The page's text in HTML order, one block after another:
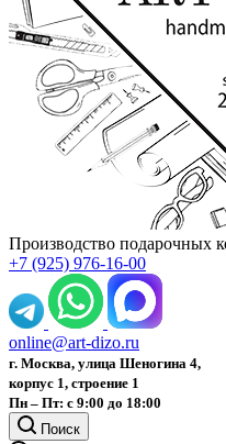
Производство подарочных
+7 (925) 976-16-00
online@art-dizo.ru
г. Москва, улица Шеногина 4,
корпус 1, строение 1
Пн – Пт: с 9:00 до 18:00
Поиск